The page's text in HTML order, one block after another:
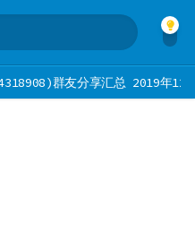
群友分享汇总 2019年12